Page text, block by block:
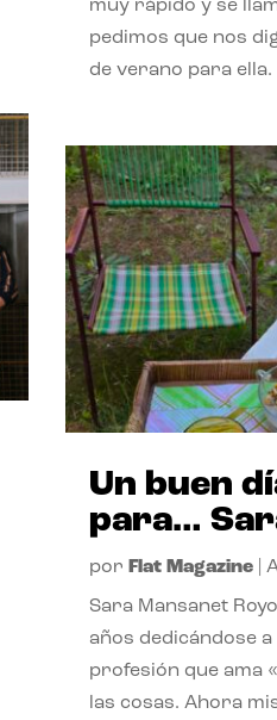
muy rápido y se
pedimos que nos
de verano para ella.
Un buen
para…
por Flat Magazine|
Sara Mansanet
años dedicándose
profesión que ama
las cosas. Ahora